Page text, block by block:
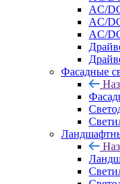
AC/
AC/
AC/
Фасадные